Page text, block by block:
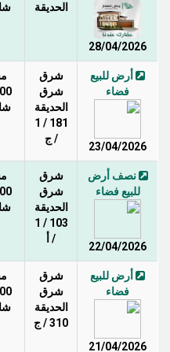
28/04/2026
الحديقة
أرض للبيع
فضاء
23/04/2026
شرق
شرق
الحديقة
181 / 1
/ ج
نصف أرض
للبيع فضاء
22/04/2026
شرق
شرق
الحديقة
103 / 1
/ أ
أرض للبيع
فضاء
21/04/2026
شرق
شرق
الحديقة
310 / ج